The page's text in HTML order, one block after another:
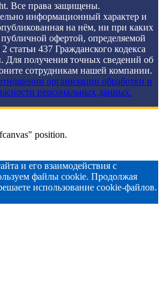
Все права защищены.
информационный характер и
на нём, ни при каких
публичной офертой, определяемой
статьи 437 Гражданского кодекса
Для получения точных сведений об
сотрудникам нашей компании.
организации обработки и
персональных данных.
position.
и его взаимодействия с
файлы cookie. Продолжая
использование cookie-файлов.